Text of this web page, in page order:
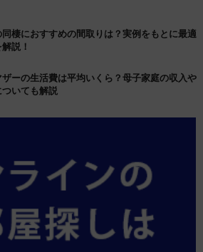
同棲におすすめの間取りは？実例をもとに最適
説！
ザーの生活費は平均いくら？母子家庭の収入や
いても解説